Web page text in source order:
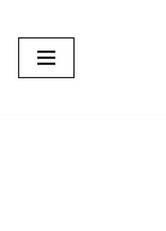
Sari